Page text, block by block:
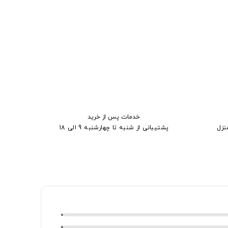
خدمات پس از خرید
پشتیبانی از شنبه تا چهارشنبه 9 الی 18
0